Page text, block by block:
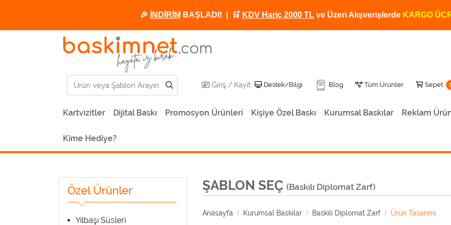
🎉 İNDİRİM BAŞLADI! | 🛒 KDV Hariç 2000 TL ve Üzeri Alışverişlerde KARGO
Giriş / Kayıt Destek/Bilgi
Destek/Bilgi Blog Tüm Ürünler
Tüm Ürünler Sepet
Sepet
Kartvizitler Dijital Baskı Promosyon Ürünleri Kişiye Özel Baskı Kurumsal Baskılar Reklam
Kime Hediye?
Özel Ürünler
Yılbaşı Süsleri
ŞABLON SEÇ (Baskılı Diplomat Zarf)
Anasayfa Kurumsal Baskılar Baskılı Diplomat Zarf Ürün Tasarımı